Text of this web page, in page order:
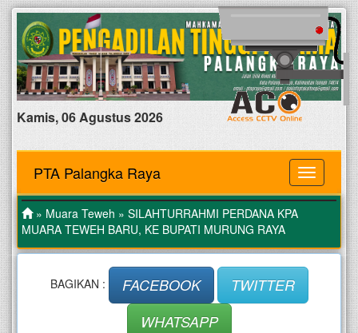
Kamis, 06 Agustus 2026
MENU
PTA Palangka Raya
» Muara Teweh » SILAHTURRAHMI PERDANA KPA
MUARA TEWEH BARU, KE BUPATI MURUNG RAYA
BAGIKAN : FACEBOOK
TWITTER
WHATSAPP